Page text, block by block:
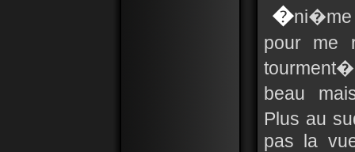
�
pour me
beau
Plus au
pas la